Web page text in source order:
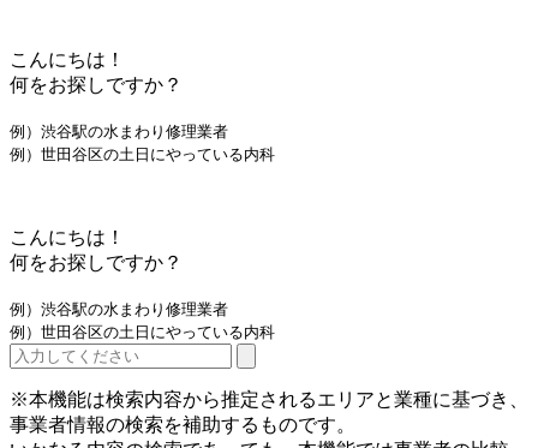
こんにちは！
何をお探しですか？
例）渋谷駅の水まわり修理業者
例）世田谷区の土日にやっている内科
こんにちは！
何をお探しですか？
例）渋谷駅の水まわり修理業者
例）世田谷区の土日にやっている内科
※本機能は検索内容から推定されるエリアと業種に基づき、
事業者情報の検索を補助するものです。